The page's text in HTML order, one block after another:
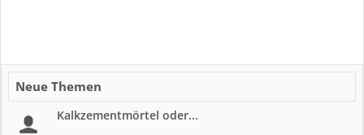
Neue Themen
Kalkzementmörtel oder...